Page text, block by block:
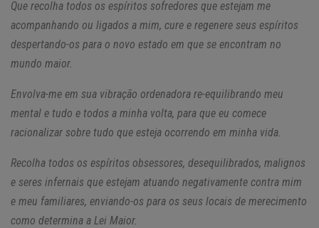
Que recolha todos os espíritos sofredores que estejam me
acompanhando ou ligados a mim, cure e regenere seus espíritos
despertando-os para o novo estado em que se encontram no
mundo maior.
Envolva-me em sua vibração ordenadora re-equilibrando meu
mental e tudo e todos a minha volta, para que eu comece
racionalizar sobre tudo que esteja ocorrendo em minha vida.
Recolha todos os espíritos obsessores, desequilibrados, malignos
e seres infernais que estejam atuando negativamente contra mim
e meu familiares, enviando-os para os seus locais de merecimento
como determina a Lei Maior.